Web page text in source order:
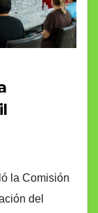
la Comisión
del